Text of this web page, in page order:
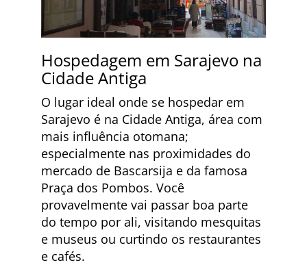
Hospedagem em Sarajevo na
Cidade Antiga
O lugar ideal onde se hospedar em
Sarajevo é na Cidade Antiga, área com
mais influência otomana;
especialmente nas proximidades do
mercado de Bascarsija e da famosa
Praça dos Pombos. Você
provavelmente vai passar boa parte
do tempo por ali, visitando mesquitas
e museus ou curtindo os restaurantes
e cafés.